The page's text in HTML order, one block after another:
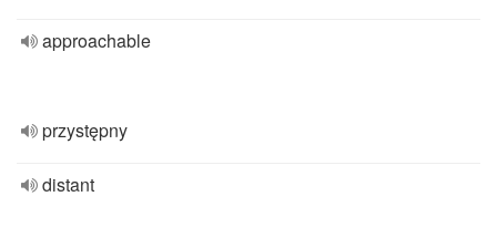
approachable
przystępny
distant